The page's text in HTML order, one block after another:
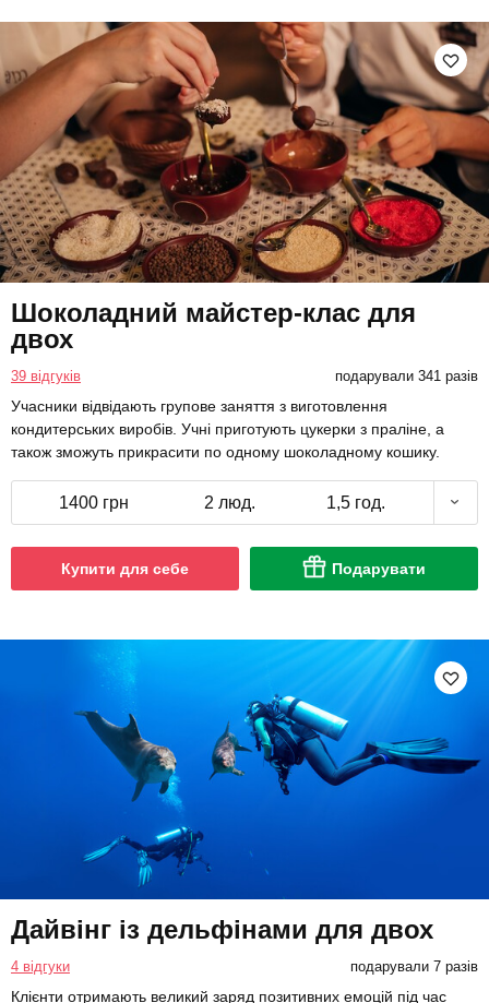
Шоколадний майстер-клас для
двох
39 відгуків подарували 341 разів
Учасники відвідають групове заняття з виготовлення
кондитерських виробів. Учні приготують цукерки з праліне, а
також зможуть прикрасити по одному шоколадному кошику.
1400 грн 2 люд. 1,5 год.
Купити для себе Подарувати
Дайвінг із дельфінами для двох
4 відгуки подарували 7 разів
Клієнти отримають великий заряд позитивних емоцій під час